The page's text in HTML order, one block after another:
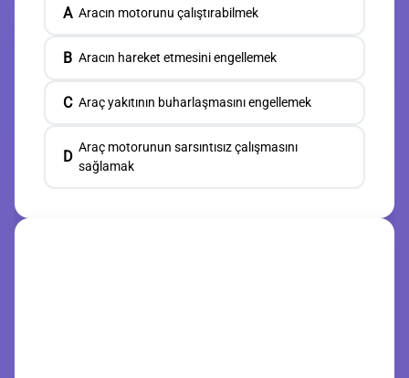
A Aracın motorunu çalıştırabilmek
B Aracın hareket etmesini engellemek
C Araç yakıtının buharlaşmasını engellemek
D
Araç motorunun sarsıntısız çalışmasını
sağlamak